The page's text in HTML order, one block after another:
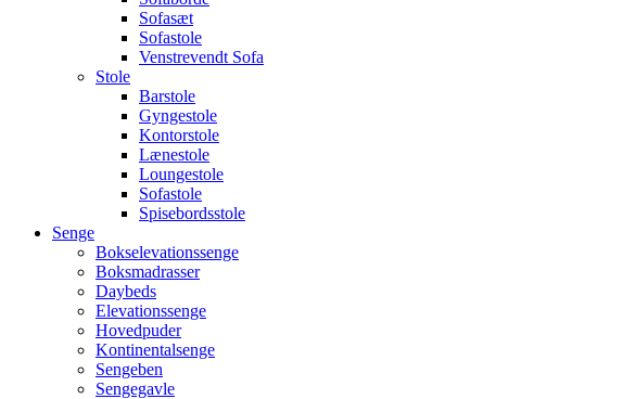
Sofasæt
Sofastole
Venstrevendt Sofa
Stole
Barstole
Gyngestole
Kontorstole
Lænestole
Loungestole
Sofastole
Spisebordsstole
Senge
Bokselevationssenge
Boksmadrasser
Daybeds
Elevationssenge
Hovedpuder
Kontinentalsenge
Sengeben
Sengegavle